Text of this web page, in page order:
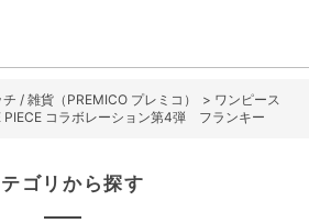
/ 雑貨（PREMICO プレミコ） > ワンピース
PIECE コラボレーション第4弾 フランキー
ゴリから探す